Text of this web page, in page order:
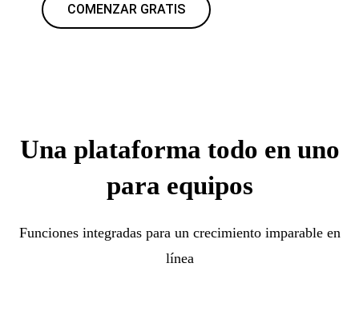
COMENZAR GRATIS
Una plataforma todo en uno
para equipos
Funciones integradas para un crecimiento imparable en
línea